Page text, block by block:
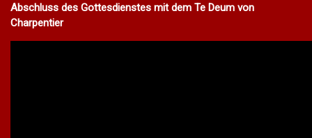
Abschluss des Gottesdienstes mit dem Te Deum von
Charpentier